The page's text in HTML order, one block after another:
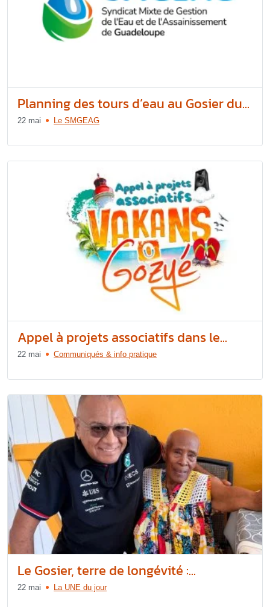
Planning des tours d’eau au Gosier du...
22 mai Le SMGEAG
Appel à projets associatifs dans le...
22 mai Communiqués & info pratique
Le Gosier, terre de longévité :...
22 mai La UNE du jour